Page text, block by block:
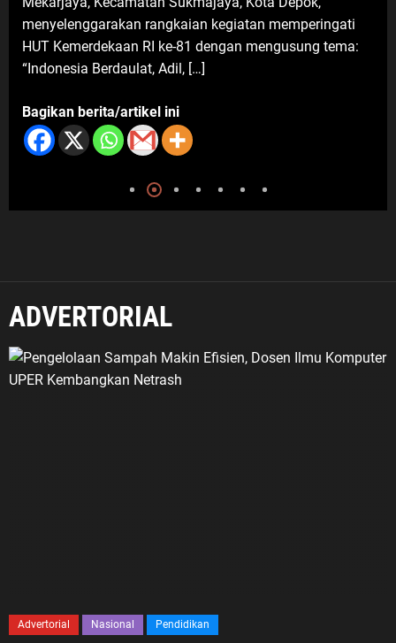
10 Agustus 2026
rangkaian kegiatan memperingati
Kemerdekaan RI ke-81 dengan mengusung tema:
Berdaulat, Adil, […]
berita/artikel ini
Bogor
2026
ADVERTORIAL
Advertorial Nasional Pendidikan